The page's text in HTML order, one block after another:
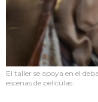
El taller se apoya en el
escenas de películas.